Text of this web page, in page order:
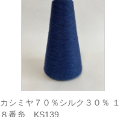
カシミヤ７０％シルク３０％ １
８番糸 KS139